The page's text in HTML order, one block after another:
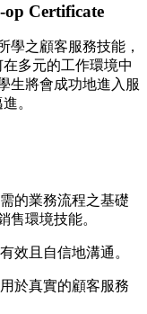
op Certificate
學之顧客服務技能，
多元的工作環境中
生將會成功地進入服
。
的業務流程之基礎
售環境技能。
效且自信地溝通。
於真實的顧客服務